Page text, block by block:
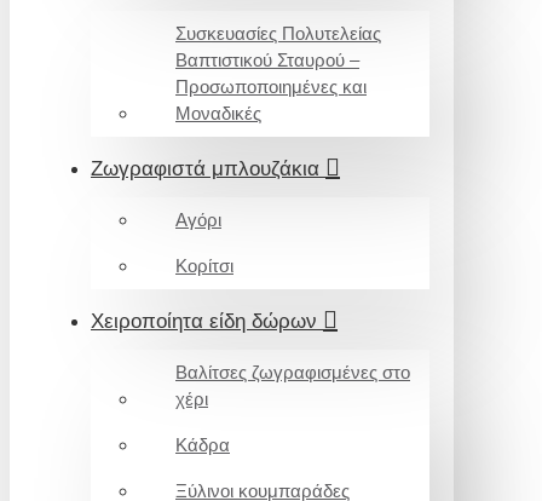
Συσκευασίες Πολυτελείας
Βαπτιστικού Σταυρού –
Προσωποποιημένες και
Μοναδικές
Ζωγραφιστά μπλουζάκια
Αγόρι
Κορίτσι
Χειροποίητα είδη δώρων
Βαλίτσες ζωγραφισμένες στο
χέρι
Κάδρα
Ξύλινοι κουμπαράδες